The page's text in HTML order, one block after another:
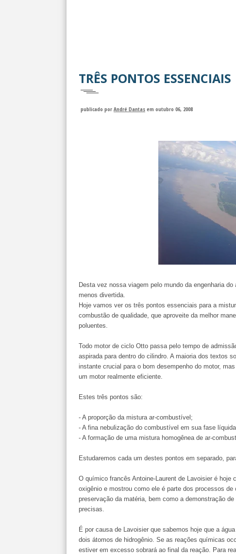
TRÊS PONTOS ESSENCIAIS
publicado por André Dantas em outubro 06, 2008
Desta vez nossa viagem pelo mundo da engenharia
menos divertida.
Hoje vamos ver os três pontos essenciais para a
combustão de qualidade, que aproveite da melhor
poluentes.
Todo motor de ciclo Otto passa pelo tempo de
aspirada para dentro do cilindro. A maioria dos textos
instante crucial para o bom desempenho do motor,
um motor realmente eficiente.
Estes três pontos são:
- A proporção da mistura ar-combustível;
- A fina nebulização do combustível em sua fase
- A formação de uma mistura homogênea de ar-
Estudaremos cada um destes pontos em separado,
O químico francês Antoine-Laurent de Lavoisier é
oxigênio e mostrou como ele é parte dos processos
preservação da matéria, bem como a demonstração
precisas.
É por causa de Lavoisier que sabemos hoje que a
dois átomos de hidrogênio. Se as reações químicas
estiver em excesso sobrará ao final da reação. Para